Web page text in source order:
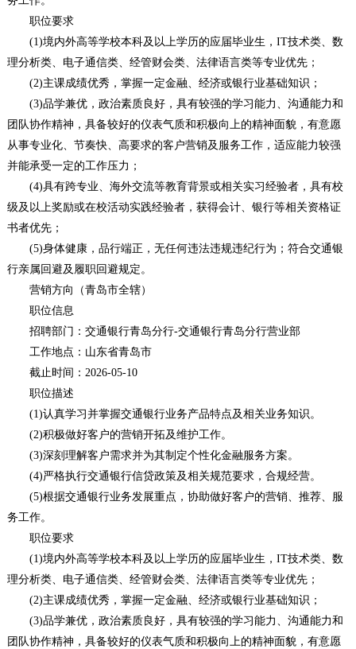
职位要求
(1)境内外高等学校本科及以上学历的应届毕业生，IT技术类、数
理分析类、电子通信类、经管财会类、法律语言类等专业优先；
(2)主课成绩优秀，掌握一定金融、经济或银行业基础知识；
(3)品学兼优，政治素质良好，具有较强的学习能力、沟通能力和
团队协作精神，具备较好的仪表气质和积极向上的精神面貌，有意愿
从事专业化、节奏快、高要求的客户营销及服务工作，适应能力较强
并能承受一定的工作压力；
(4)具有跨专业、海外交流等教育背景或相关实习经验者，具有校
级及以上奖励或在校活动实践经验者，获得会计、银行等相关资格证
书者优先；
(5)身体健康，品行端正，无任何违法违规违纪行为；符合交通银
行亲属回避及履职回避规定。
营销方向（青岛市全辖）
职位信息
招聘部门：交通银行青岛分行-交通银行青岛分行营业部
工作地点：山东省青岛市
截止时间：2026-05-10
职位描述
(1)认真学习并掌握交通银行业务产品特点及相关业务知识。
(2)积极做好客户的营销开拓及维护工作。
(3)深刻理解客户需求并为其制定个性化金融服务方案。
(4)严格执行交通银行信贷政策及相关规范要求，合规经营。
(5)根据交通银行业务发展重点，协助做好客户的营销、推荐、服
务工作。
职位要求
(1)境内外高等学校本科及以上学历的应届毕业生，IT技术类、数
理分析类、电子通信类、经管财会类、法律语言类等专业优先；
(2)主课成绩优秀，掌握一定金融、经济或银行业基础知识；
(3)品学兼优，政治素质良好，具有较强的学习能力、沟通能力和
团队协作精神，具备较好的仪表气质和积极向上的精神面貌，有意愿